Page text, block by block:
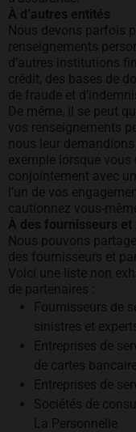
À d’autres entités
Nous devons parfois
renseignements
d’autres institutions
crédit, des bases de
de fraude et
De même, il se peut
vos renseignements
nous leur
exemple lorsque
conjointement avec
l’un de vos
cautionnez vous-
À des fournisseurs et
Nous pouvons
des fournisseurs et
Voici une liste non
de partenaires :
Fournisseurs de
sinistres et
Entreprises de
de cartes
Entreprises de
Sociétés de
La Personnelle